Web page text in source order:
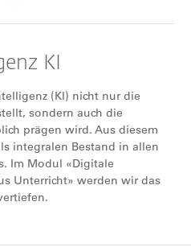
KI
(KI) nicht nur die
sondern auch die
prägen wird. Aus diesem
integralen Bestand in allen
Im Modul «Digitale
Unterricht» werden wir das